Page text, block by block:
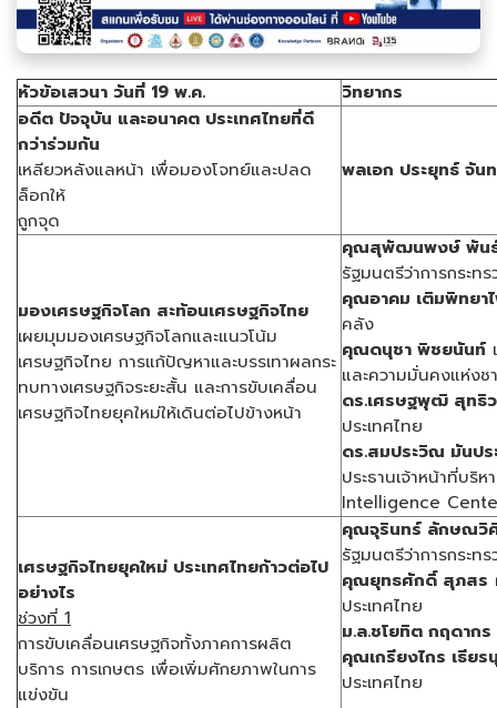
หัวข้อเสวนา วันที่ 19 พ.ค.
วิทยากร
อดีต ปัจจุบัน และอนาคต ประเทศไทยที่ดี
กว่าร่วมกัน
เหลียวหลังแลหน้า เพื่อมองโจทย์และปลด
ล็อกให้
ถูกจุด
พลเอก ประยุทธ์ จัน
มองเศรษฐกิจโลก สะท้อนเศรษฐกิจไทย
เผยมุมมองเศรษฐกิจโลกและแนวโน้ม
เศรษฐกิจไทย การแก้ปัญหาและบรรเทาผลกระ
ทบทางเศรษฐกิจระยะสั้น และการขับเคลื่อน
เศรษฐกิจไทยยุคใหม่ให้เดินต่อไปข้างหน้า
คุณสุพัฒนพงษ์ พันธ์
รัฐมนตรีว่าการกระท
คุณอาคม เติมพิทยา
คลัง
คุณดนุชา พิชยนันท์
และความมั่นคงแห่งช
ดร.เศรษฐพุฒิ สุทธิ
ประเทศไทย
ดร.สมประวิณ มันปร
ประธานเจ้าหน้าที่บริ
Intelligence
เศรษฐกิจไทยยุคใหม่ ประเทศไทยก้าวต่อไป
อย่างไร
ช่วงที่ 1
การขับเคลื่อนเศรษฐกิจทั้งภาคการผลิต
บริการ การเกษตร เพื่อเพิ่มศักยภาพในการ
แข่งขัน
คุณจุรินทร์ ลักษณวิ
รัฐมนตรีว่าการกระท
คุณยุทธศักดิ์ สุภสร
ประเทศไทย
ม.ล.ชโยทิต กฤดากร
คุณเกรียงไกร เธียร
ประเทศไทย